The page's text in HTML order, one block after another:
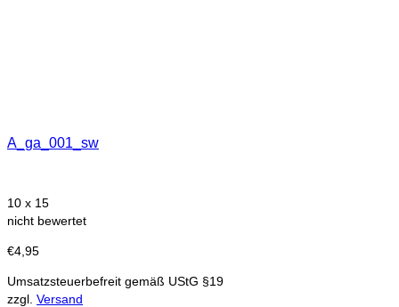
A_ga_001_sw
10 x 15
nicht bewertet
€4,95
Umsatzsteuerbefreit gemäß UStG §19
zzgl. Versand